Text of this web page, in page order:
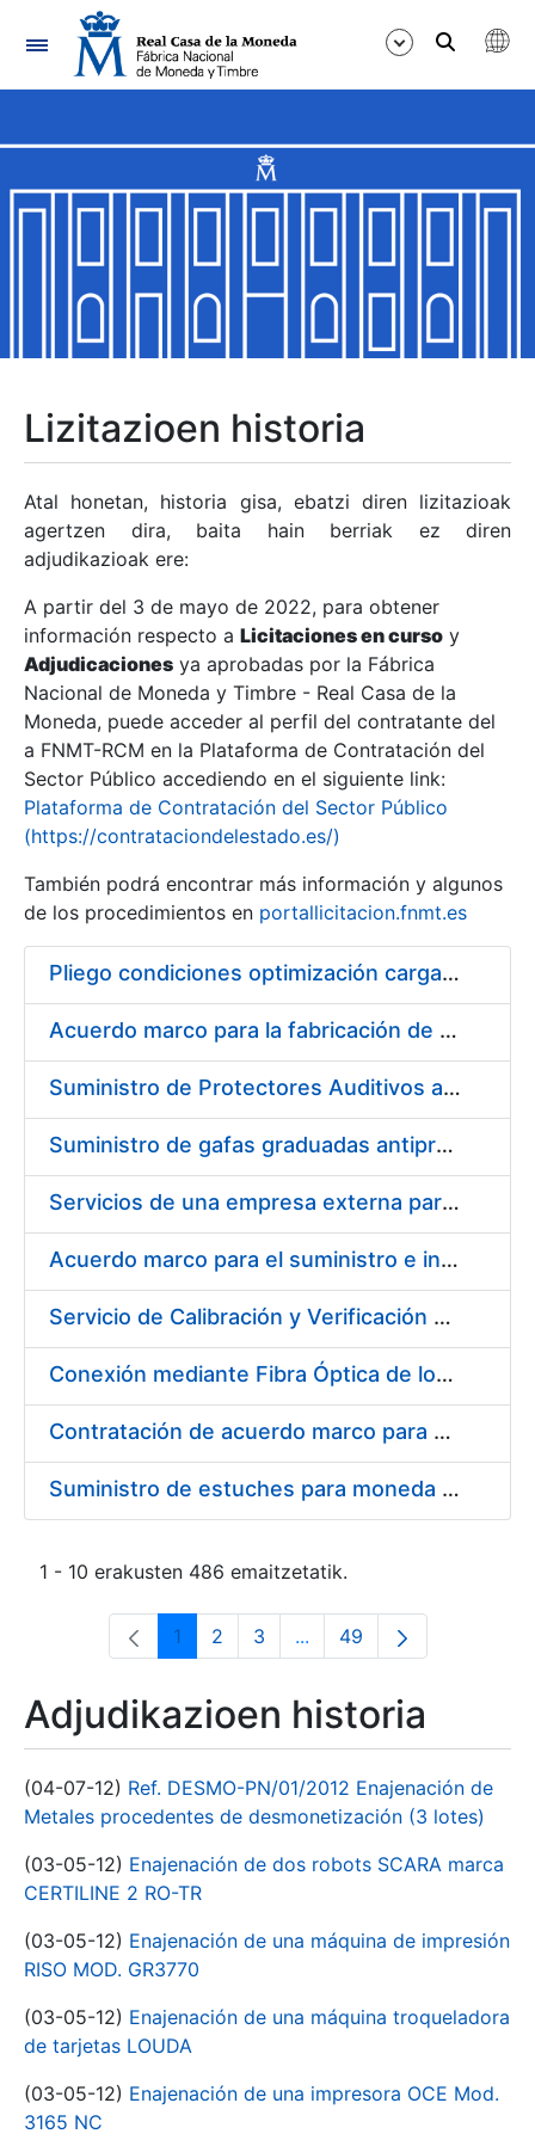
Nabigazioa
Erakutsi/Ezkutatu
Erakutsi/Ezkutatu
Erakutsi/Ezkutatu
Erakutsi/Ezkutatu
Erakutsi/Ezkutatu
Erakutsi/Ezkutatu
Erakutsi/Ezkutatu
Erakutsi/Ezkutatu
Lizitazioen historia
Atal honetan, historia gisa, ebatzi diren lizitazioak
agertzen dira, baita hain berriak ez diren
adjudikazioak ere:
A partir del 3 de mayo de 2022, para obtener
información respecto a Licitaciones en curso y
Adjudicaciones ya aprobadas por la Fábrica
Nacional de Moneda y Timbre - Real Casa de la
Moneda, puede acceder al perfil del contratante del
a FNMT-RCM en la Plataforma de Contratación del
Sector Público accediendo en el siguiente link:
Plataforma de Contratación del Sector Público
(https://contrataciondelestado.es/)
También podrá encontrar más información y algunos
de los procedimientos en portallicitacion.fnmt.es
Pliego condiciones optimización cargas compras firmado
Acuerdo marco para la fabricación de piezas
Suministro de Protectores Auditivos a medida para las personas trabajadoras de los Centros de Trabajo de Madrid y Burgos
Suministro de gafas graduadas antiproyecciones para los trabajadores de la FNMT-RCM en los centros de trabajo de Madrid y Burgos
Servicios de una empresa externa para el asesoramiento y resolución de los recursos de alzada que se presentan relacionados con procesos de selección para la FNMT-RCM
Acuerdo marco para el suministro e instalación de persianas, estores y otros complementos
Servicio de Calibración y Verificación Externa de los Equipos de Medición del Servicio de Prevención de la FNMT-RCM
Conexión mediante Fibra Óptica de los Centros de Proceso de Datos (CPDs) de las sedes de la FNMT-RCM de Burgos y Madrid
Contratación de acuerdo marco para el Suministro de Material de Electricidad para la Fábrica Nacional de Moneda y Timbre-Real Casa de la Moneda en su centro de trabajo de Burgos
Suministro de estuches para moneda de 30 €
1 - 10 erakusten 486 emaitzetatik.
Orrialdea
1 Orrialdea
2 Orrialdea
3 ...Intermediate Pages Use
Orrialdea
49
Adjudikazioen historia
(04-07-12) Ref. DESMO-PN/01/2012 Enajenación de
Metales procedentes de desmonetización (3 lotes)
(03-05-12) Enajenación de dos robots SCARA marca
CERTILINE 2 RO-TR
(03-05-12) Enajenación de una máquina de impresión
RISO MOD. GR3770
(03-05-12) Enajenación de una máquina troqueladora
de tarjetas LOUDA
(03-05-12) Enajenación de una impresora OCE Mod.
3165 NC